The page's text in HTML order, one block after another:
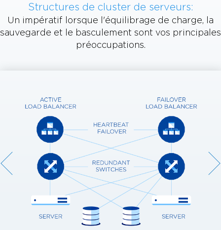
Structures de cluster de serveurs:
Un impératif lorsque l'équilibrage de charge, la
sauvegarde et le basculement sont vos principales
préoccupations.